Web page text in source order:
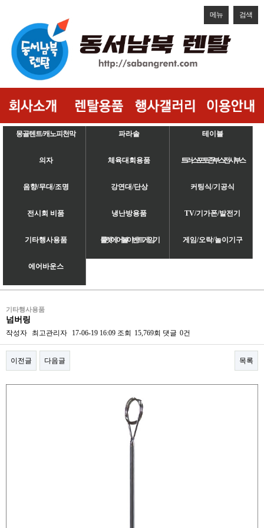
메뉴 검색
몽골텐트/캐노피천막 파라솔 테이블
의자 체육대회용품 트러스/포토존/부스/전시부스
음향/무대/조명 강연대/단상 커팅식/기공식
전시회 비품 냉난방용품 TV/기가폰/발전기
기타행사용품 룰렛/에어볼/이벤트게임기 게임/오락/놀이기구
에어바운스
기타행사용품
넘버링
작성자 최고관리자 17-06-19 16:09 조회 15,769회 댓글 0건
이전글 다음글 목록